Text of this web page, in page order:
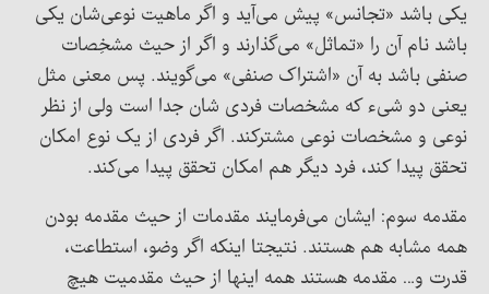
یکی باشد «تجانس» پیش می‌آید و اگر ماهیت نوعی‌شان یکی
باشد نام آن را «تماثل» می‌گذارند و اگر از حیث مشخِصات
صنفی باشد به آن «اشتراک صنفی» می‌گویند. پس معنی مثل
یعنی دو شیء که مشخصات فردی شان جدا است ولی از نظر
نوعی و مشخصات نوعی مشترکند. اگر فردی از یک نوع امکان
تحقق پیدا کند، فرد دیگر هم امکان تحقق پیدا می‌کند.
مقدمه سوم: ایشان می‌فرمایند مقدمات از حیث مقدمه بودن
همه مشابه هم هستند. نتیجتا اینکه اگر وضو، استطاعت،
قدرت و… مقدمه هستند همه اینها از حیث مقدمیت هیچ